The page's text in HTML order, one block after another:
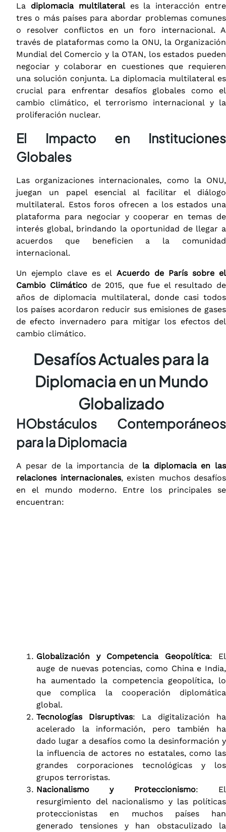
La diplomacia multilaterales la interacción entre
tres o más países para abordar problemas comunes
o resolver conflictos en un foro internacional. A
través de plataformas como la ONU, la Organización
Mundial del Comercio y la OTAN, los estados pueden
negociar y colaborar en cuestiones que requieren
una solución conjunta. La diplomacia multilateral es
crucial para enfrentar desafíos globales como el
cambio climático, el terrorismo internacional y la
proliferación nuclear.
El Impacto en Instituciones
Globales
Las organizaciones internacionales, como la ONU,
juegan un papel esencial al facilitar el diálogo
multilateral. Estos foros ofrecen a los estados una
plataforma para negociar y cooperar en temas de
interés global, brindando la oportunidad de llegar a
acuerdos que beneficien a la comunidad
internacional.
Un ejemplo clave es el Acuerdo de París sobre el
Cambio Climático de 2015, que fue el resultado de
años de diplomacia multilateral, donde casi todos
los países acordaron reducir sus emisiones de gases
de efecto invernadero para mitigar los efectos del
cambio climático.
Desafíos Actuales para la
Diplomacia en un Mundo
Globalizado
HObstáculos Contemporáneos
para la Diplomacia
A pesar de la importancia de la diplomacia en las
relaciones internacionales, existen muchos desafíos
en el mundo moderno. Entre los principales se
encuentran:
Globalización y Competencia Geopolítica: El
auge de nuevas potencias, como China e India,
ha aumentado la competencia geopolítica, lo
que complica la cooperación diplomática
global.
Tecnologías Disruptivas: La digitalización ha
acelerado la información, pero también ha
dado lugar a desafíos como la desinformación y
la influencia de actores no estatales, como las
grandes corporaciones tecnológicas y los
grupos terroristas.
Nacionalismo y Proteccionismo: El
resurgimiento del nacionalismo y las políticas
proteccionistas en muchos países han
generado tensiones y han obstaculizado la